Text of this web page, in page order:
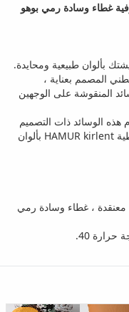
غطاء وسادة رمي بوهو
بألوان طبيعية ومحايدة.
المصمم بعناية ،
المنقوشة على الوجهين
الوسائد ذات التصميم
البسيط والمثير للإعجاب. يمكنك دمجها مع أغطية HAMUR kirlent بألوان
، غطاء وسادة رمي
40.